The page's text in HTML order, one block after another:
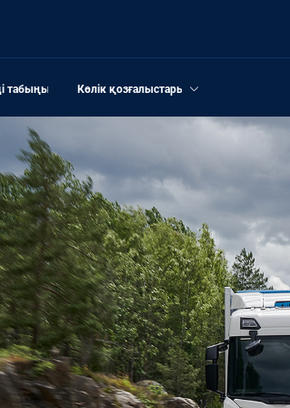
табыңыз Көлік қозғалыстары